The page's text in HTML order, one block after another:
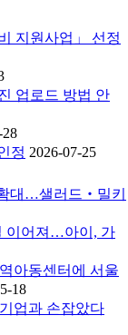
지원사업」 선정
업로드 방법 안
28
정 2026-07-25
대…샐러드‧밀키
이어져…아이, 가
아동센터에 서울
18
업과 손잡았다